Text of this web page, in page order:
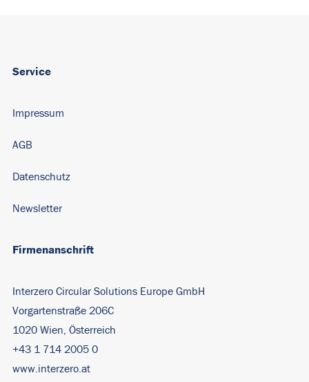
Firmenanschrift
Interzero Circular Solutions Europe GmbH
Vorgartenstraße 206C
1020 Wien, Österreich
+43 1 714 2005 0
www.interzero.at
Service
Impressum
AGB
Datenschutz
Newsletter